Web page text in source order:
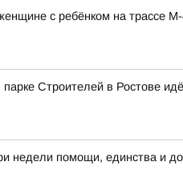
с ребёнком на трассе
Строителей в Ростове
недели помощи, единства и